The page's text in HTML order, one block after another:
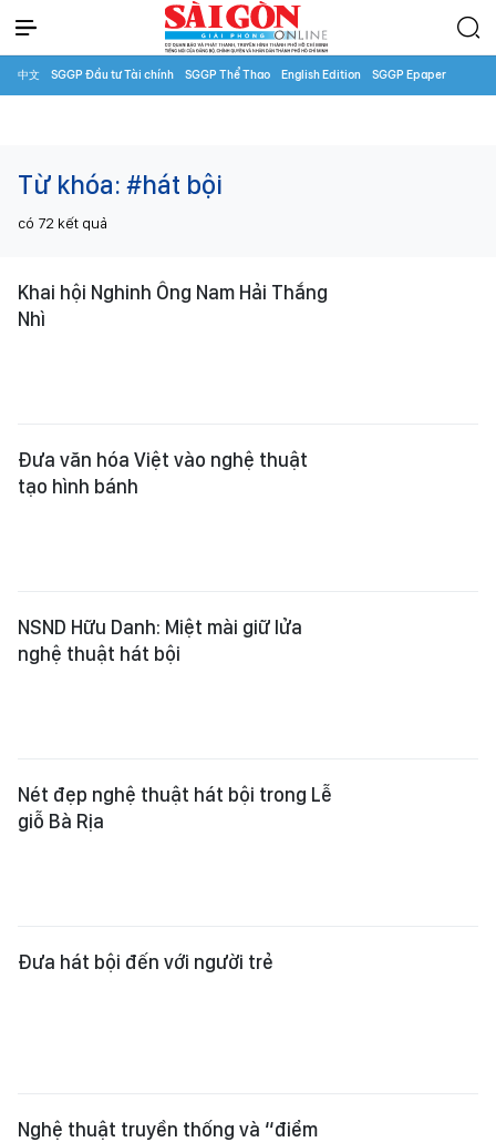
中文 SGGP Đầu tư Tài chính SGGP Thể Thao English Edition SGGP Epaper
Từ khóa: #hát bội
có 72 kết quả
Khai hội Nghinh Ông Nam Hải Thắng
Nhì
Đưa văn hóa Việt vào nghệ thuật
tạo hình bánh
NSND Hữu Danh: Miệt mài giữ lửa
nghệ thuật hát bội
Nét đẹp nghệ thuật hát bội trong Lễ
giỗ Bà Rịa
Đưa hát bội đến với người trẻ
Nghệ thuật truyền thống và “điểm